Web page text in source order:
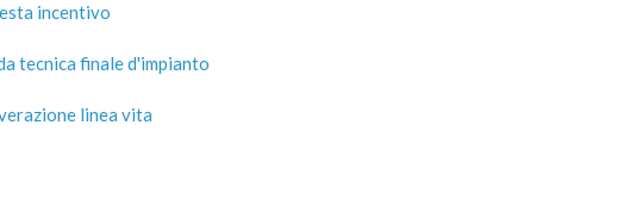
incentivo
tecnica finale d'impianto
linea vita